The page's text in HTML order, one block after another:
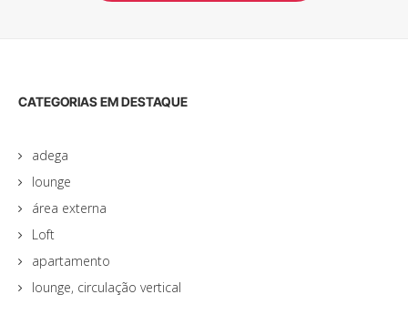
CATEGORIAS EM DESTAQUE
adega
lounge
área externa
Loft
apartamento
lounge, circulação vertical